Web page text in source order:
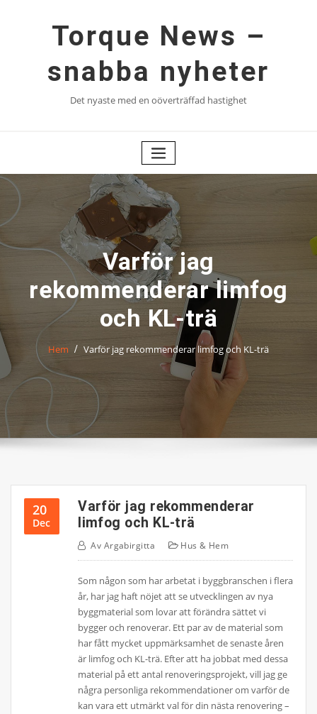
Torque News –
snabba nyheter
Det nyaste med en oöverträffad hastighet
Varför jag
rekommenderar limfog
och KL-trä
Hem Varför jag rekommenderar limfog och KL-trä
20
Dec
Varför jag rekommenderar
limfog och KL-trä
Av Argabirgitta Hus & Hem
Som någon som har arbetat i byggbranschen i flera
år, har jag haft nöjet att se utvecklingen av nya
byggmaterial som lovar att förändra sättet vi
bygger och renoverar. Ett par av de material som
har fått mycket uppmärksamhet de senaste åren
är limfog och KL-trä. Efter att ha jobbat med dessa
material på ett antal renoveringsprojekt, vill jag ge
några personliga rekommendationer om varför de
kan vara ett utmärkt val för din nästa renovering –